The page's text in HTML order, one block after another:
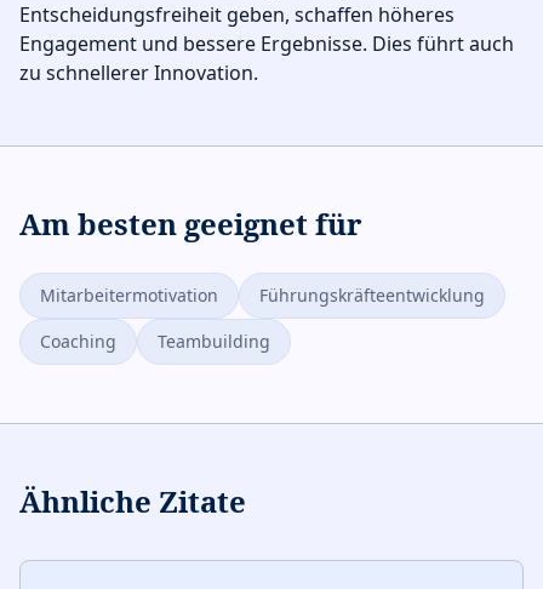
Entscheidungsfreiheit geben, schaffen höheres
Engagement und bessere Ergebnisse. Dies führt auch
zu schnellerer Innovation.
Am besten geeignet für
Mitarbeitermotivation
Führungskräfteentwicklung
Coaching
Teambuilding
Ähnliche Zitate